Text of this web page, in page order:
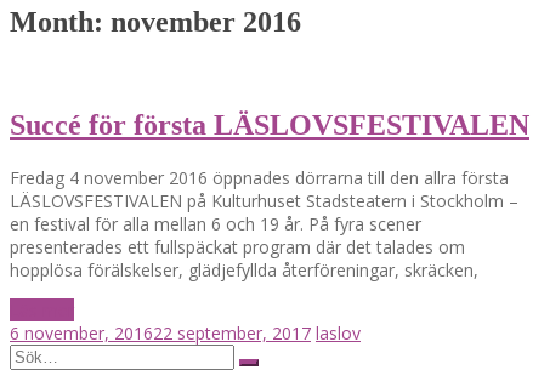
Month: november 2016
Succé för första LÄSLOVSFESTIVALEN
Fredag 4 november 2016 öppnades dörrarna till den allra första
LÄSLOVSFESTIVALEN på Kulturhuset Stadsteatern i Stockholm –
en festival för alla mellan 6 och 19 år. På fyra scener
presenterades ett fullspäckat program där det talades om
hopplösa förälskelser, glädjefyllda återföreningar, skräcken,
6 november, 201622 september, 2017 laslov
Posts
Search
for: